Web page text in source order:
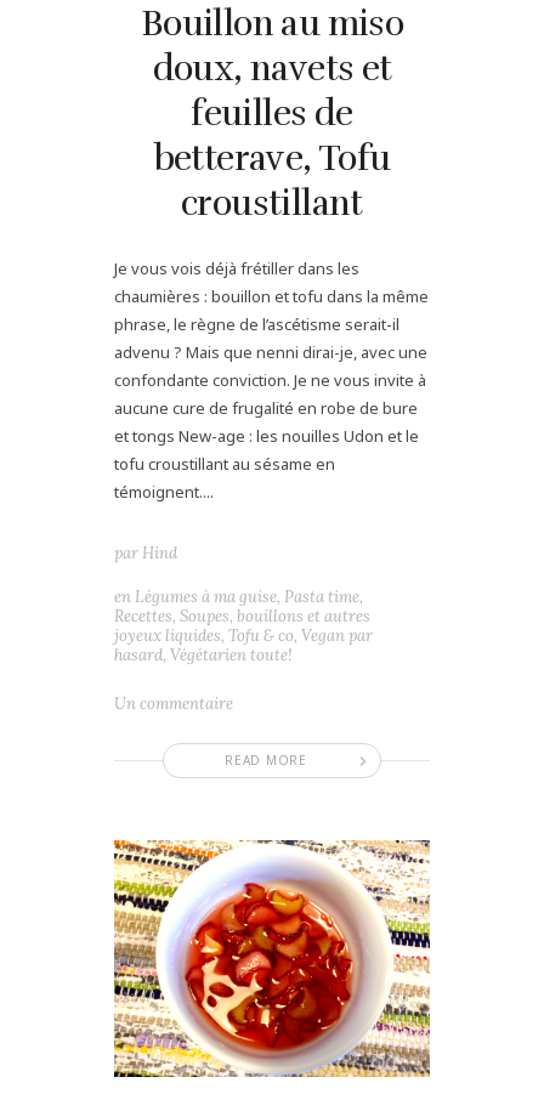
Bouillon au miso
doux, navets et
feuilles de
betterave, Tofu
croustillant
Je vous vois déjà frétiller dans les
chaumières : bouillon et tofu dans la même
phrase, le règne de l’ascétisme serait-il
advenu ? Mais que nenni dirai-je, avec une
confondante conviction. Je ne vous invite à
aucune cure de frugalité en robe de bure
et tongs New-age : les nouilles Udon et le
tofu croustillant au sésame en
témoignent....
READ MORE
par Hind
en Légumes à ma guise, Pasta time,
Recettes, Soupes, bouillons et autres
joyeux liquides, Tofu & co, Vegan par
hasard, Végétarien toute!
Un commentaire